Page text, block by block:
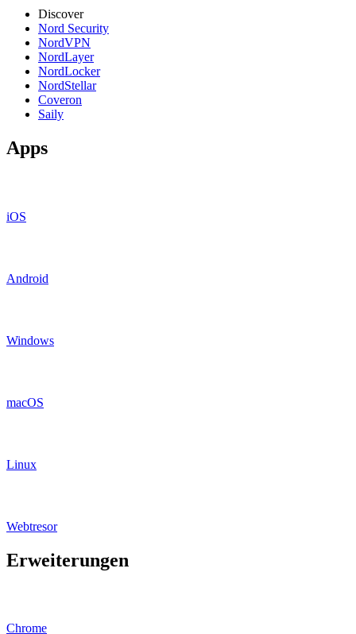
Discover
Nord Security
NordVPN
NordLayer
NordLocker
NordStellar
Coveron
Saily
Apps
iOS
Android
Windows
macOS
Linux
Webtresor
Erweiterungen
Chrome